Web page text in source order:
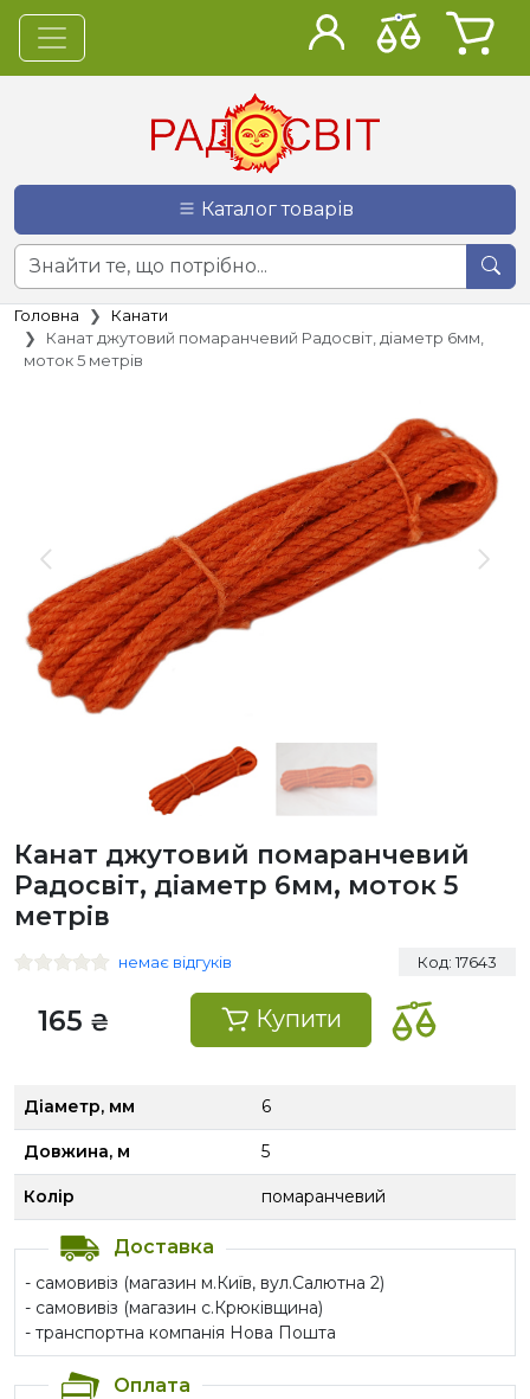
Каталог товарів
Головна
Канати
Канат джутовий помаранчевий Радосвіт, діаметр 6мм,
моток 5 метрів
Канат джутовий помаранчевий
Радосвіт, діаметр 6мм, моток 5
метрів
немає відгуків Код: 17643
165 ₴ Купити
Діаметр, мм 6
Довжина, м 5
Колір помаранчевий
Доставка
- самовивіз (магазин м.Київ, вул.Салютна 2)
- самовивіз (магазин с.Крюківщина)
- транспортна компанія Нова Пошта
Оплата